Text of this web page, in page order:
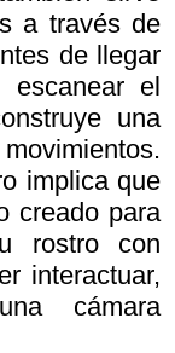
a través de
de llegar
el
una
implica que
creado para
rostro con
interactuar,
cámara